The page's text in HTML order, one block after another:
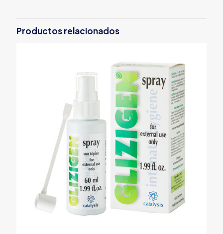
Productos relacionados